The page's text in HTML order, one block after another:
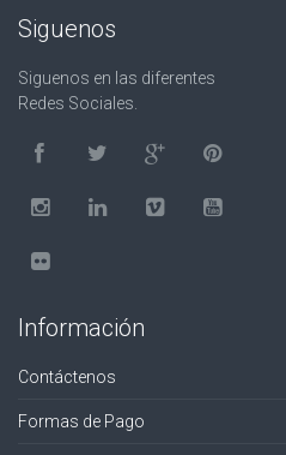
Siguenos
Siguenos en las diferentes
Redes Sociales.
Información
Contáctenos
Formas de Pago